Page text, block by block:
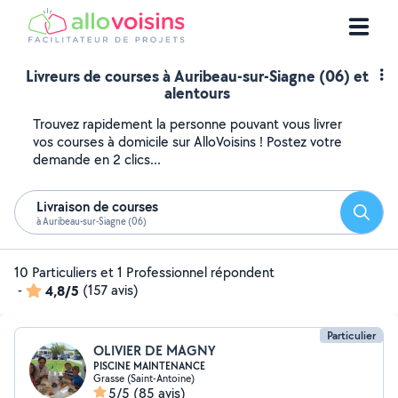
Livreurs de courses à Auribeau-sur-Siagne (06) et
alentours
Trouvez rapidement la personne pouvant vous livrer
vos courses à domicile sur AlloVoisins ! Postez votre
demande en 2 clics...
Livraison de courses
à Auribeau-sur-Siagne (06)
10 Particuliers et 1 Professionnel répondent
-
4,8/5 (157 avis)
Particulier
OLIVIER DE MAGNY
PISCINE MAINTENANCE
Grasse (Saint-Antoine)
5/5 (85 avis)